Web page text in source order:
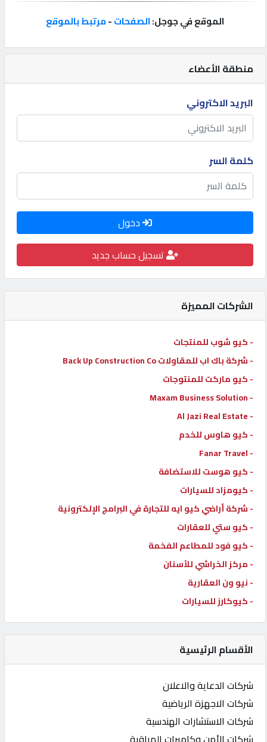
إعلانات
المنتدى
كيو
مزاد
كيو
نمبر
كارز
كيو
ماركت
الدليل
القطري
POWERED
QHOST
منطقة الأعضاء
البريد الاكتروني
كلمة السر
دخول
تسجيل حساب جديد
الشركات المميزة
- كيو شوب للمنتجات
- شركة باك اب للمقاولات Back Up Construction Co
- كيو ماركت للمنتوجات
- Maxam Business Solution
- Al Jazi Real Estate
- كيو هاوس للخدم
- Fanar Travel
- كيو هوست للاستضافة
- كيومزاد للسيارات
- شركة أراضي كيو ايه للتجارة في البرامج الإلكترونية
- كيو ستي للعقارات
- كيو فود للمطاعم الفخمة
- مركز الخراشي للأسنان
- نيو ون العقارية
- كيوكارز للسيارات
الأقسام الرئيسية
شركات الدعاية والاعلان
شركات الاجهزة الرياضية
شركات الاستشارات الهندسية
الموقع في جوجل:الصفحات-مرتبط بالموقع